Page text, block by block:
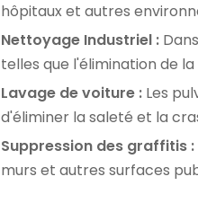
hôpitaux et autres
Nettoyage Industriel :
telles que l'élimination de
Lavage de voiture : Les
d'éliminer la saleté et la
Suppression des graffitis :
murs et autres surfaces